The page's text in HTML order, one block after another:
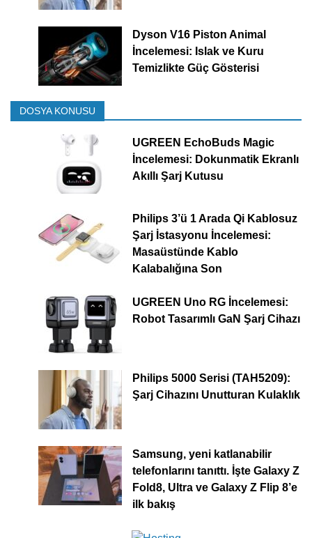
Dyson V16 Piston Animal
İncelemesi: Islak ve Kuru
Temizlikte Güç Gösterisi
DOSYA KONUSU
UGREEN EchoBuds Magic
İncelemesi: Dokunmatik Ekranlı
Akıllı Şarj Kutusu
Philips 3’ü 1 Arada Qi Kablosuz
Şarj İstasyonu İncelemesi:
Masaüstünde Kablo
Kalabalığına Son
UGREEN Uno RG İncelemesi:
Robot Tasarımlı GaN Şarj Cihazı
Philips 5000 Serisi (TAH5209):
Şarj Cihazını Unutturan Kulaklık
Samsung, yeni katlanabilir
telefonlarını tanıttı. İşte Galaxy Z
Fold8, Ultra ve Galaxy Z Flip 8’e
ilk bakış